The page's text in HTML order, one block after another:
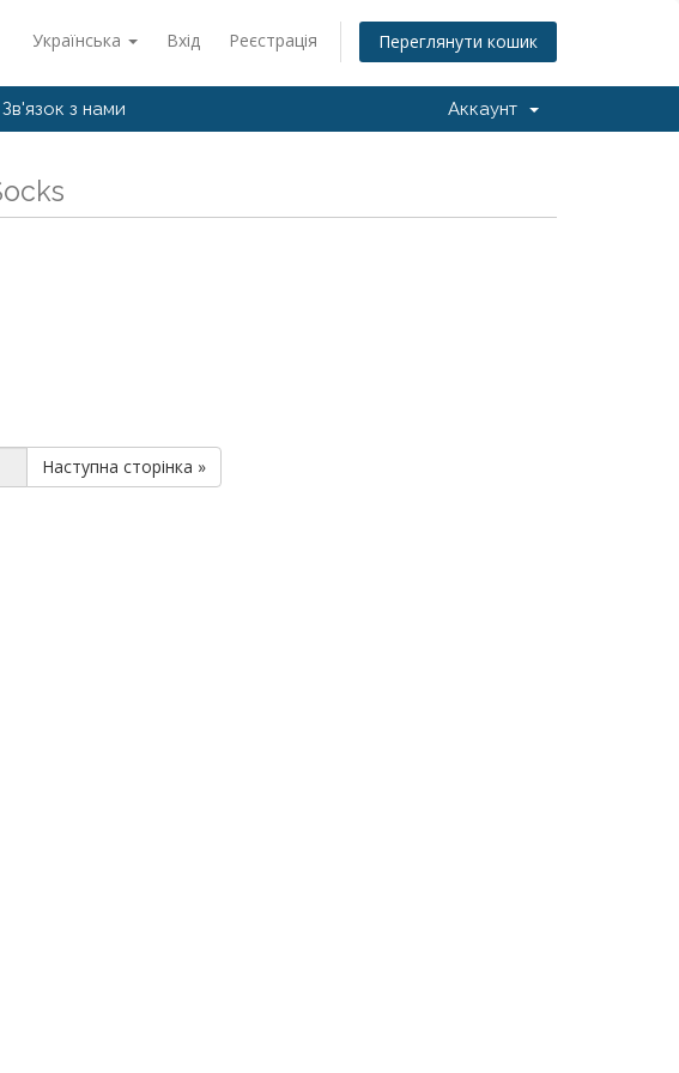
Українська Вхід Реєстрація Переглянути кошик
Зв'язок з нами Аккаунт
Наступна сторінка »